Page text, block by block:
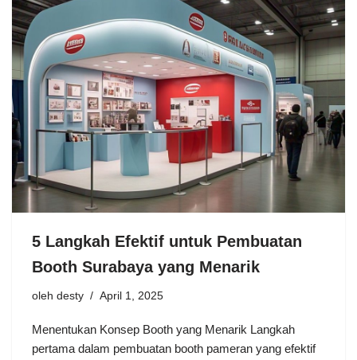
5 Langkah Efektif untuk Pembuatan
Booth Surabaya yang Menarik
oleh desty April 1, 2025
Menentukan Konsep Booth yang Menarik Langkah
pertama dalam pembuatan booth pameran yang efektif